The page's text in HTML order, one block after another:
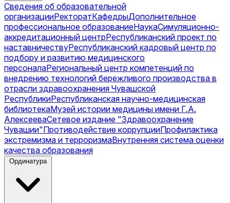
Сведения об образовательной
организацииРекторатКафедрыДополнительное
профессиональное образованиеНаукаСимуляционно-
аккредитационный центрРеспубликанский проект по
наставничествуРеспубликанский кадровый центр по
подбору и развитию медицинского
персоналаРегиональный центр компетенций по
внедрению технологий бережливого производства в
отрасли здравоохранения Чувашской
РеспубликиРеспубликанская научно-медицинская
библиотекаМузей истории медицины имени Г.А.
АлексееваСетевое издание "Здравоохранение
Чувашии"Противодействие коррупцииПрофилактика
экстремизма и терроризмаВнутренняя система оценки
качества образования
Ординатура